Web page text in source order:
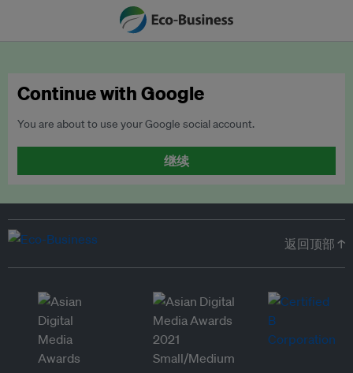
Continue with Google
You are about to use your Google social account.
继续
返回顶部 ↑